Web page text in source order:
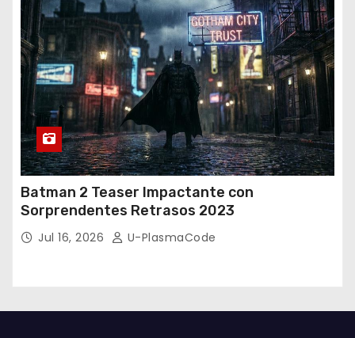
Batman 2 Teaser Impactante con
Sorprendentes Retrasos 2023
Jul 16, 2026 U-PlasmaCode